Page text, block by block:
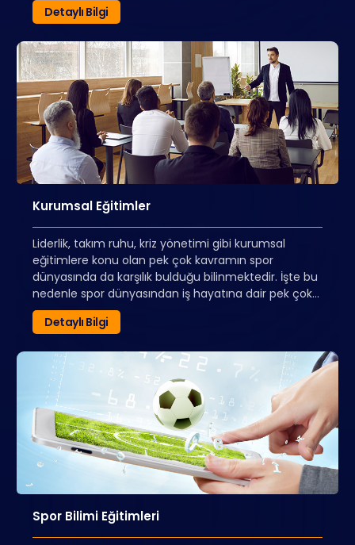
takımların talepleri ve ihtiyaçlarını karşılayabilmek
turizmine özel bir eğitim almış olmaları
gerekmektedir.
Spor Turizmi Eğitimleri, sektörün ihtiyaç duyduğu
spor turizmi konusunda uzman kişilerin yetişmesi
adına spor tesisleri ile iş birliği içerisinde
gerçekleştirilecektir. Teorik eğitimlerin yanı sıra
gerçek kamp ortamlarında katılımcıların pratik
yapması sağlanacaktır.
Detaylı Bilgi
Kurumsal Eğitimler
Liderlik, takım ruhu, kriz yönetimi gibi kurumsal
eğitimlere konu olan pek çok kavramın spor
dünyasında da karşılık bulduğu bilinmektedir. İşte bu
nedenle spor dünyasından iş hayatına dair pek çok
dersin çıkarılması mümkündür.
Detaylı Bilgi
Spor Bilimi Eğitimleri